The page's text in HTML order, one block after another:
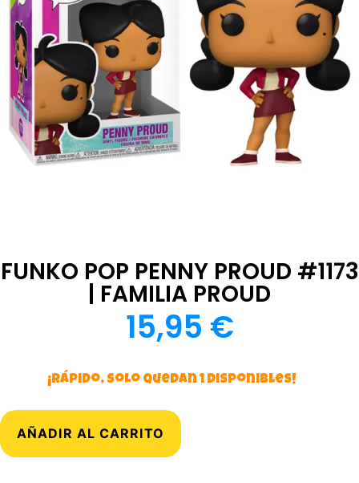
FUNKO POP PENNY PROUD #1173
| FAMILIA PROUD
15,95 €
¡Rápido, solo quedan 1 disponibles!
AÑADIR AL CARRITO